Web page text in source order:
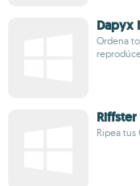
Dapyx
Ordena
Riffster
Ripea tus